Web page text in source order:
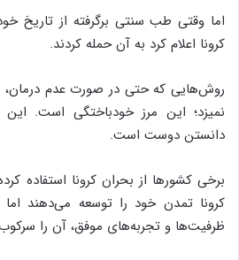
اما وقتی طب سنتی برگرفته از تاریخ
کرونا اعلام کرد به آن حمله کردند.
روش‌هایی که حتی در صورت عدم درمان،
نمیزد؛ این مرز خودباختگی است.
دانستن دوست است.
برخی کشورها از بحران کرونا استفاده
کرونا تمدن خود را توسعه می‌دهند
ظرفیت‌ها و تجربه‌های موفق، آن را